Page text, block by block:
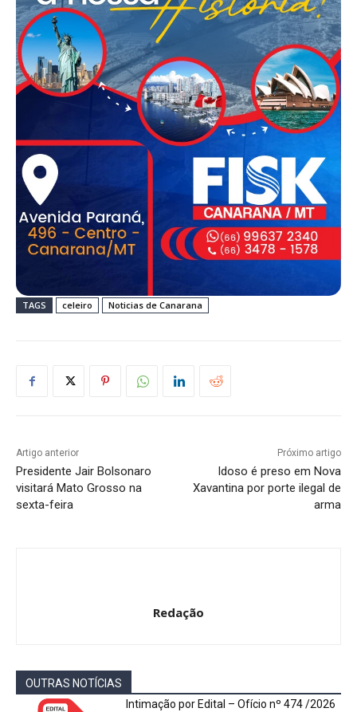
TAGS celeiro Noticias de Canarana
Artigo anterior
Presidente Jair Bolsonaro
visitará Mato Grosso na
sexta-feira
Próximo artigo
Idoso é preso em Nova
Xavantina por porte ilegal de
arma
Redação
OUTRAS NOTÍCIAS
Intimação por Edital – Ofício nº 474 /2026